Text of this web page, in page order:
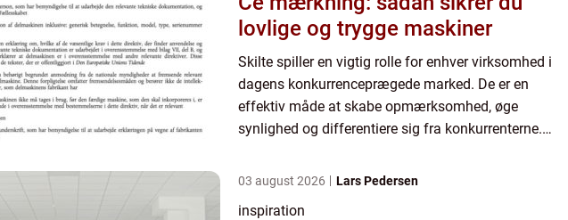
lovlige og trygge maskiner
Skilte spiller en vigtig rolle for enhver virksomhed i
dagens konkurrenceprægede marked. De er en
effektiv måde at skabe opmærksomhed, øge
synlighed og differentiere sig fra konkurrenterne.
03 august 2026 Lars Pedersen
inspiration